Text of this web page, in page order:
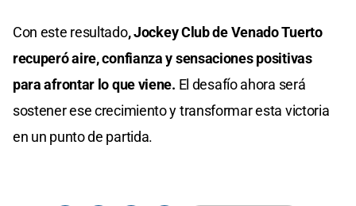
Con este resultado, Jockey Club de Venado Tuerto
recuperó aire, confianza y sensaciones positivas
para afrontar lo que viene. El desafío ahora será
sostener ese crecimiento y transformar esta victoria
en un punto de partida.